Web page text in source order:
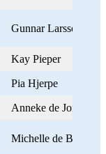
Gunnar Larsson
Kay Pieper
Pia Hjerpe
Anneke de Jong
Michelle de Boer